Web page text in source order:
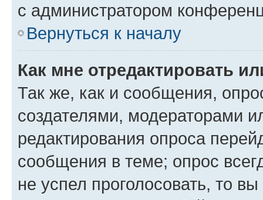
с администратором
Вернуться к началу
Как мне отредактировать
Так же, как и сообщения,
создателями, модераторами
редактирования опроса
сообщения в теме; опрос
не успел проголосовать, то